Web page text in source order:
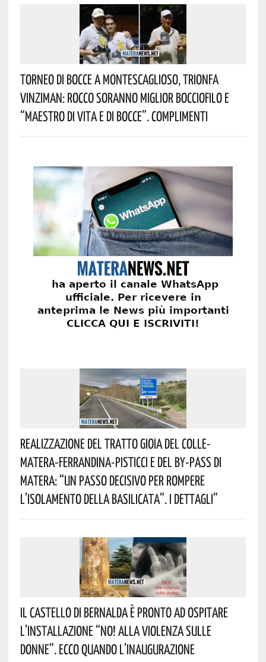
Torneo Di Bocce A Montescaglioso, Trionfa
Vinziman: Rocco Soranno Miglior Bocciofilo E
“Maestro Di Vita E Di Bocce”. Complimenti
Realizzazione Del Tratto Gioia Del Colle-
Matera-Ferrandina-Pisticci E Del By-Pass Di
Matera: “Un Passo Decisivo Per Rompere
L’isolamento Della Basilicata”. I Dettagli”
Il Castello Di Bernalda È Pronto Ad Ospitare
L’installazione “NO! Alla Violenza Sulle
Donne”. Ecco Quando L’inaugurazione